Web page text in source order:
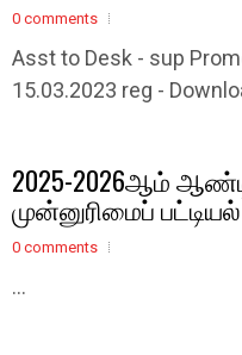
0 comments
Asst to Desk - sup
15.03.2023 reg -
2025-2026ஆம்
முன்னுரிமைப்
0 comments
...